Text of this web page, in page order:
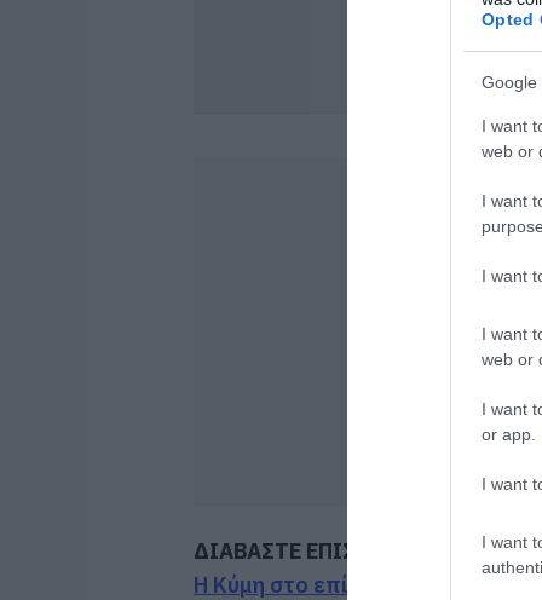
Opted
Google
I want
web or
I want
I want
I want
web or
I want
or app.
I want
I want
ΔΙΑΒΑΣΤΕ ΕΠΙΣΗΣ
Η Κύμη στο επίκεντρο της